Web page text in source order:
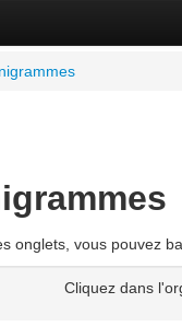
vous pouvez
Cliquez dans